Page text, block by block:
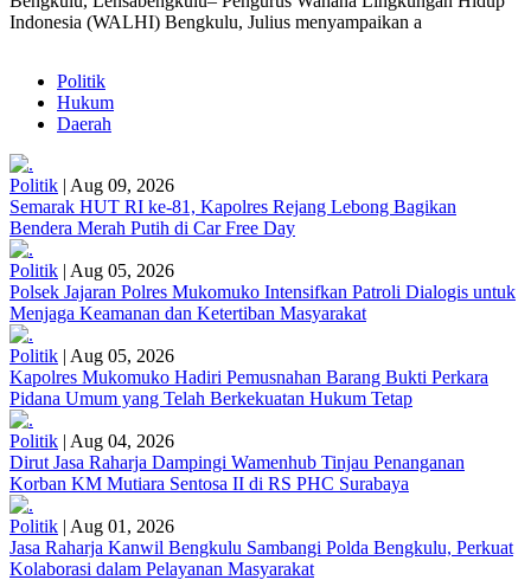
Indonesia (WALHI) Bengkulu, Julius menyampaikan a
Politik
Hukum
Daerah
Politik | Aug 09, 2026
Semarak HUT RI ke-81, Kapolres Rejang Lebong Bagikan
Bendera Merah Putih di Car Free Day
Politik | Aug 05, 2026
Polsek Jajaran Polres Mukomuko Intensifkan Patroli Dialogis untuk
Menjaga Keamanan dan Ketertiban Masyarakat
Politik | Aug 05, 2026
Kapolres Mukomuko Hadiri Pemusnahan Barang Bukti Perkara
Pidana Umum yang Telah Berkekuatan Hukum Tetap
Politik | Aug 04, 2026
Dirut Jasa Raharja Dampingi Wamenhub Tinjau Penanganan
Korban KM Mutiara Sentosa II di RS PHC Surabaya
Politik | Aug 01, 2026
Jasa Raharja Kanwil Bengkulu Sambangi Polda Bengkulu, Perkuat
Kolaborasi dalam Pelayanan Masyarakat